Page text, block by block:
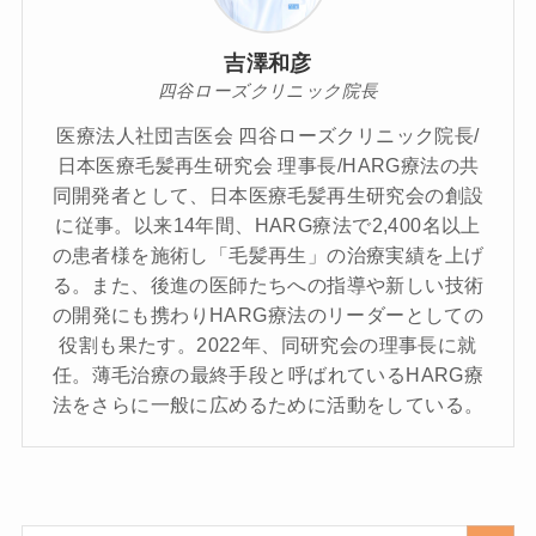
吉澤和彦
四谷ローズクリニック院長
医療法人社団吉医会 四谷ローズクリニック院長/
日本医療毛髪再生研究会 理事長/HARG療法の共
同開発者として、日本医療毛髪再生研究会の創設
に従事。以来14年間、HARG療法で2,400名以上
の患者様を施術し「毛髪再生」の治療実績を上げ
る。また、後進の医師たちへの指導や新しい技術
の開発にも携わりHARG療法のリーダーとしての
役割も果たす。2022年、同研究会の理事長に就
任。薄毛治療の最終手段と呼ばれているHARG療
法をさらに一般に広めるために活動をしている。